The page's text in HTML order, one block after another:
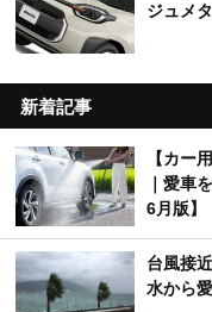
ジュメ
新着記事
【カー
｜愛車
6月版】
台風接
水から